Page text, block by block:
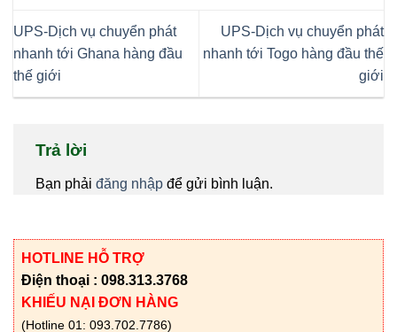
UPS-Dịch vụ chuyển phát
nhanh tới Ghana hàng đầu
thế giới
UPS-Dịch vụ chuyển phát
nhanh tới Togo hàng đầu thế
giới
Trả lời
Bạn phải đăng nhập để gửi bình luận.
HOTLINE HỖ TRỢ
Điện thoại : 098.313.3768
KHIẾU NẠI ĐƠN HÀNG
(Hotline 01: 093.702.7786)